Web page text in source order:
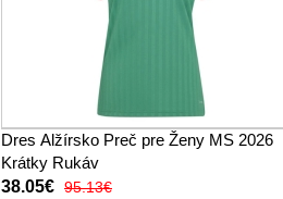
Dres Alžírsko Preč pre Ženy MS 2026
Krátky Rukáv
38.05€ 95.13€